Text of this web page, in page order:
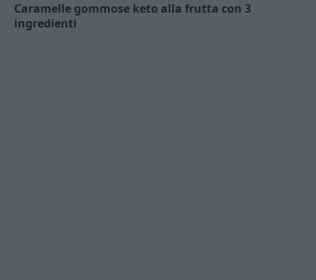
Caramelle gommose keto alla frutta con 3
ingredienti